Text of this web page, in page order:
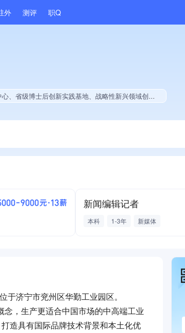
外 测评 职Q
拥有发明专利、专利授权量同领域前5%、技术布局行业领先、经营年限全省同行前20%、集团成员、权威管理体系认证、权威产品认证、大学生就业贡献、拥有绿色资质、拥有工艺创新能力、拥有多项著作权、软件研发量位于同行前20%、2025年度软件研发量增长
9000元·13薪 新闻编辑记者
本科 1-3年 新媒体
济宁市兖州区华勤工业园区。
念，生产更适合中国市场的中高端工业
造具有国际品牌技术背景和本土化优